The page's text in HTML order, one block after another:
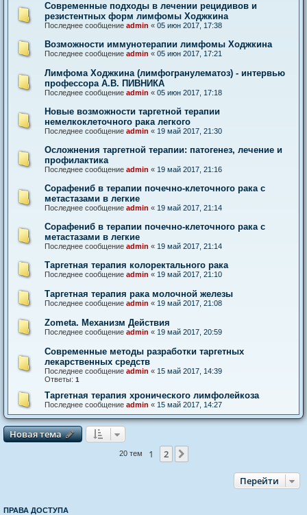
Современные подходы в лечении рецидивов и
резистентных форм лимфомы Ходжкина
Последнее сообщение admin « 05 июн 2017, 17:38
Возможности иммунотерапии лимфомы Ходжкина
Последнее сообщение admin « 05 июн 2017, 17:21
Лимфома Ходжкина (лимфогранулематоз) - интервью
профессора А.В. ПИВНИКА
Последнее сообщение admin « 05 июн 2017, 17:18
Новые возможности таргетной терапии
немелкоклеточного рака легкого
Последнее сообщение admin « 19 май 2017, 21:30
Осложнения таргетной терапии: патогенез, лечение и
профилактика
Последнее сообщение admin « 19 май 2017, 21:16
Сорафениб в терапии почечно-клеточного рака с
метастазами в легкие
Последнее сообщение admin « 19 май 2017, 21:14
Сорафениб в терапии почечно-клеточного рака с
метастазами в легкие
Последнее сообщение admin « 19 май 2017, 21:14
Таргетная терапия колоректального рака
Последнее сообщение admin « 19 май 2017, 21:10
Таргетная терапия рака молочной железы
Последнее сообщение admin « 19 май 2017, 21:08
Zometa. Механизм Действия
Последнее сообщение admin « 19 май 2017, 20:59
Современные методы разработки таргетных
лекарственных средств
Последнее сообщение admin « 15 май 2017, 14:39
Ответы: 1
Таргетная терапия хронического лимфолейкоза
Последнее сообщение admin « 15 май 2017, 14:27
Новая тема
Новаятема
20 тем 1 2
Перейти
ПРАВА ДОСТУПА